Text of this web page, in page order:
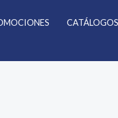
CATÁLOGOS